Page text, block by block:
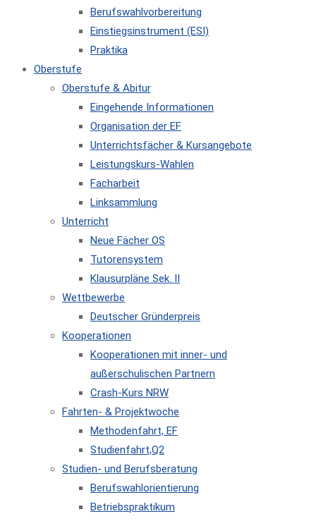
Berufswahlvorbereitung
Einstiegsinstrument (ESI)
Praktika
Oberstufe
Oberstufe & Abitur
Eingehende Informationen
Organisation der EF
Unterrichtsfächer & Kursangebote
Leistungskurs-Wahlen
Facharbeit
Linksammlung
Unterricht
Neue Fächer OS
Tutorensystem
Klausurpläne Sek. II
Wettbewerbe
Deutscher Gründerpreis
Kooperationen
Kooperationen mit inner- und
außerschulischen Partnern
Crash-Kurs NRW
Fahrten- & Projektwoche
Methodenfahrt, EF
Studienfahrt,Q2
Studien- und Berufsberatung
Berufswahlorientierung
Betriebspraktikum